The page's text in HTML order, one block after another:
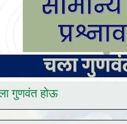
गुणवंत होऊ